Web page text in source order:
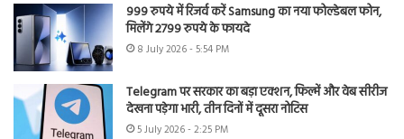
999 रुपये में रिजर्व करें Samsung का नया फोल्डेबल फोन,
मिलेंगे 2799 रुपये के फायदे
8 July 2026 - 5:54 PM
Telegram पर सरकार का बड़ा एक्शन, फिल्में और वेब सीरीज
देखना पड़ेगा भारी, तीन दिनों में दूसरा नोटिस
5 July 2026 - 2:25 PM